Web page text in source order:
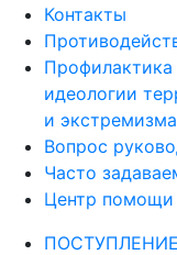
Контакты
идеологии
и экстремизма
Вопрос
Часто
Центр